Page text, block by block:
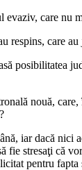
care nu
respins, care au
posibilitatea
nouă,
iar dacă
fie stresaţi
pentru